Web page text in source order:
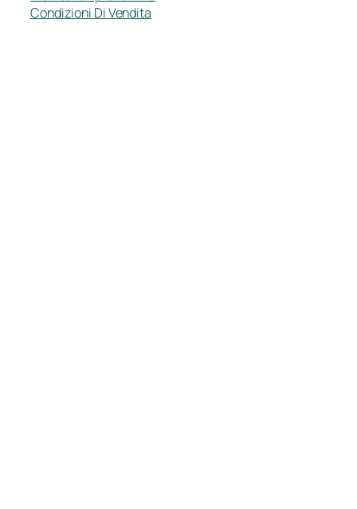
Condizioni Di Vendita